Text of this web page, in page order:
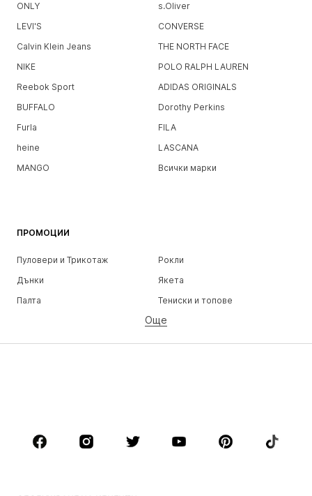
ONLY
s.Oliver
LEVI'S
CONVERSE
Calvin Klein Jeans
THE NORTH FACE
NIKE
POLO RALPH LAUREN
Reebok Sport
ADIDAS ORIGINALS
BUFFALO
Dorothy Perkins
Furla
FILA
heine
LASCANA
MANGO
Всички марки
ПРОМОЦИИ
Пуловери и Трикотаж
Рокли
Дънки
Якета
Палта
Тениски и топове
Бельо
Поли
Блузи и туники
Аксесоари
Premium
Още